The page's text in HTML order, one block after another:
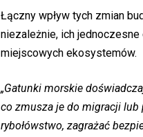
Łączny wpływ tych zmian
niezależnie, ich
miejscowych ekosystemów.
„Gatunki morskie
co zmusza je do migracji lub
rybołówstwo, zagrażać